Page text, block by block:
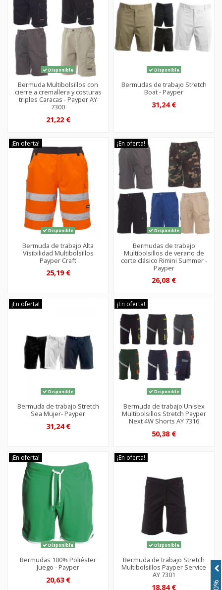
Disponible
Bermuda Multibolsillos con
cierre a cremallera y costuras
triples Caracas - Payper AY
7300
21,22 €
Disponible
Bermudas de trabajo Stretch
Boat - Payper
31,24 €
¡En oferta!
Disponible
Bermuda de trabajo Alta
Visibilidad Multibolsillos
Payper Craft
25,19 €
¡En oferta!
Disponible
Bermudas de trabajo
Multibolsillos de verano de
corte clásico Rimini Summer -
Payper
26,08 €
¡En oferta!
Disponible
Bermuda de trabajo Stretch
Sea Mujer- Payper
31,24 €
¡En oferta!
Disponible
Bermuda de trabajo Unisex
Multibolsillos Stretch Payper
Next 4W Shorts AY 7316
50,38 €
¡En oferta!
Disponible
Bermudas 100% Poliéster
Juego - Payper
20,63 €
¡En oferta!
Disponible
Bermuda de trabajo Stretch
Multibolsillos Payper Service
AY 7301
18,84 €